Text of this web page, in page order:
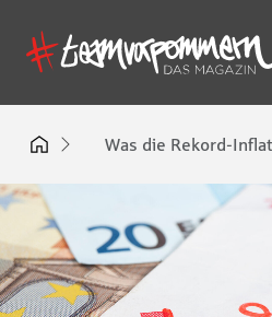
Was die Rekord-